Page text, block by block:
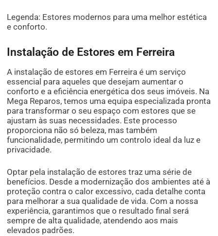
Legenda: Estores modernos para uma melhor estética
e conforto.
Instalação de Estores em Ferreira
A instalação de estores em Ferreira é um serviço
essencial para aqueles que desejam aumentar o
conforto e a eficiência energética dos seus imóveis. Na
Mega Reparos, temos uma equipa especializada pronta
para transformar o seu espaço com estores que se
ajustam às suas necessidades. Este processo
proporciona não só beleza, mas também
funcionalidade, permitindo um controlo ideal da luz e
privacidade.
Optar pela instalação de estores traz uma série de
benefícios. Desde a modernização dos ambientes até à
proteção contra o calor excessivo, cada detalhe conta
para melhorar a sua qualidade de vida. Com a nossa
experiência, garantimos que o resultado final será
sempre de alta qualidade, atendendo aos mais
elevados padrões.